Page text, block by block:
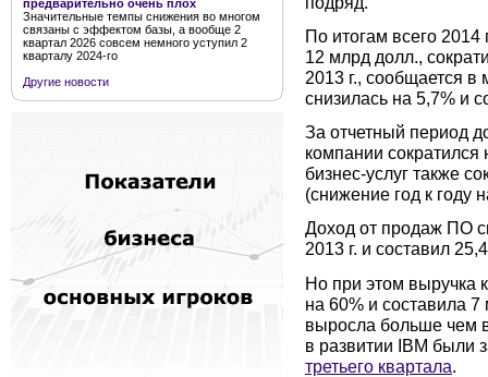
предварительно очень плох
Значительные темпы снижения во многом
связаны с эффектом базы, а вообще 2
квартал 2026 совсем немного уступил 2
кварталу 2024-го
Другие новости
По итогам всего 2014
12 млрд долл.,
2013 г., сообщается в
снизилась на 5,7% и
За отчетный период
компании
бизнес-услуг также
(снижение год к году
Доход от продаж ПО
2013 г. и составил
Но при этом выручка
на 60% и составила
выросла больше чем
в развитии IBM были
третьего квартала.